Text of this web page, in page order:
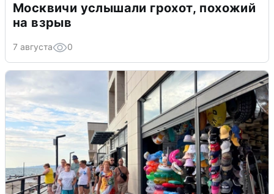
Москвичи услышали грохот, похожий
на взрыв
7 августа 0